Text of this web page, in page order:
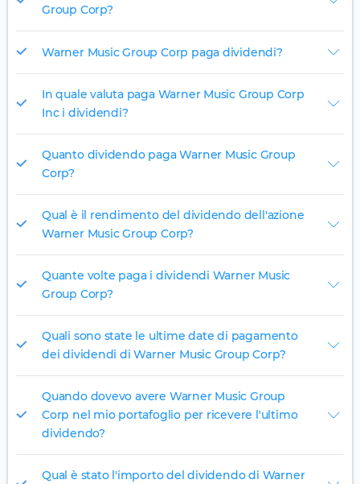
Group Corp?
Warner Music Group Corp paga dividendi?
In quale valuta paga Warner Music Group Corp
Inc i dividendi?
Quanto dividendo paga Warner Music Group
Corp?
Qual è il rendimento del dividendo dell'azione
Warner Music Group Corp?
Quante volte paga i dividendi Warner Music
Group Corp?
Quali sono state le ultime date di pagamento
dei dividendi di Warner Music Group Corp?
Quando dovevo avere Warner Music Group
Corp nel mio portafoglio per ricevere l'ultimo
dividendo?
Qual è stato l'importo del dividendo di Warner